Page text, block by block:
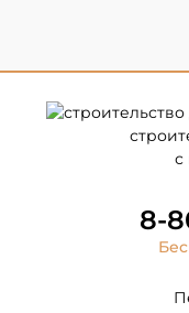
с
8-